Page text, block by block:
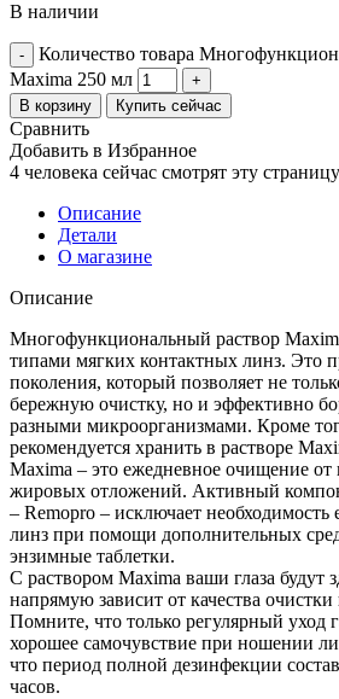
В наличии
Количество товара
Maxima 250 мл
В корзину Купить сейчас
Сравнить
Добавить в Избранное
4 человека сейчас смотрят эту страницу
Описание
Детали
О магазине
Описание
Многофункциональный раствор
типами мягких контактных линз. Это
поколения, который позволяет не
бережную очистку, но и эффективно
разными микроорганизмами. Кроме
рекомендуется хранить в растворе
Maxima – это ежедневное очищение
жировых отложений. Активный
– Remopro – исключает необходимость
линз при помощи дополнительных
энзимные таблетки.
С раствором Maxima ваши глаза будут
напрямую зависит от качества
Помните, что только регулярный уход
хорошее самочувствие при ношении
что период полной дезинфекции
часов.